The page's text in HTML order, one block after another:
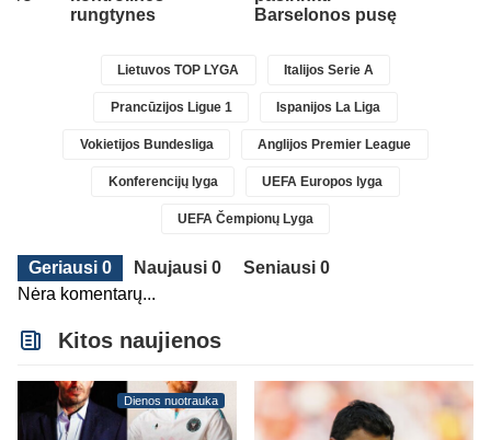
rungtynes
Barselonos pusę
Lietuvos TOP LYGA Italijos Serie A
Prancūzijos Ligue 1 Ispanijos La Liga
Vokietijos Bundesliga Anglijos Premier League
Konferencijų lyga UEFA Europos lyga
UEFA Čempionų Lyga
Geriausi 0 Naujausi 0
Seniausi 0
Nėra komentarų...
Kitos naujienos
Dienos nuotrauka